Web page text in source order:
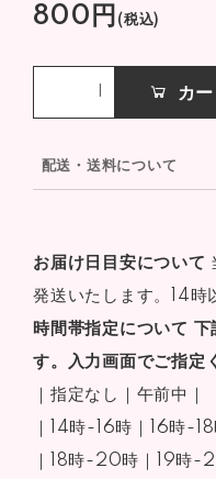
800円 (税込)
カ
配送・送料について
お届け日目安について
発送いたします。14時
時間帯指定について 下
す。入力画面でご指定
｜指定なし｜午前中｜
｜14時-16時｜16時-18
｜18時-20時｜19時-